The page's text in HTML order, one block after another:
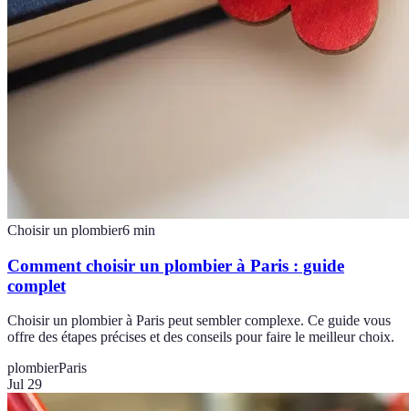
Choisir un plombier6 min
Comment choisir un plombier à Paris : guide
complet
Choisir un plombier à Paris peut sembler complexe. Ce guide vous
offre des étapes précises et des conseils pour faire le meilleur choix.
plombierParis
Jul 29